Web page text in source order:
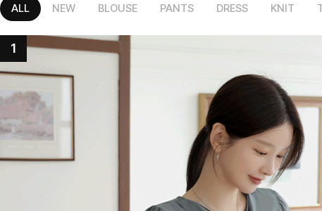
ALL NEW BLOUSE PANTS DRESS KNIT